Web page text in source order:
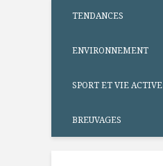
TENDANCES
ENVIRONNEMENT
SPORT ET VIE ACTIVE
BREUVAGES